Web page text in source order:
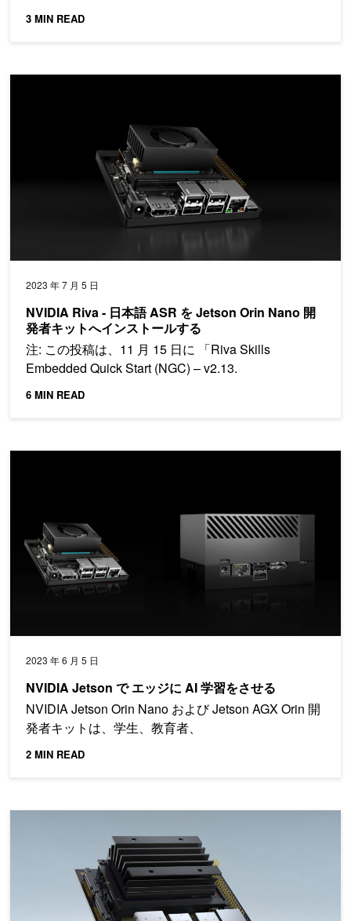
3 MIN READ
2023 年 7 月 5 日
NVIDIA Riva - 日本語 ASR を Jetson Orin Nano 開
発者キットへインストールする
注: この投稿は、11 月 15 日に 「Riva Skills
Embedded Quick Start (NGC) – v2.13.
6 MIN READ
2023 年 6 月 5 日
NVIDIA Jetson で エッジに AI 学習をさせる
NVIDIA Jetson Orin Nano および Jetson AGX Orin 開
発者キットは、学生、教育者、
2 MIN READ
NVIDIA Jetson で エッジに AI 学習をさせる